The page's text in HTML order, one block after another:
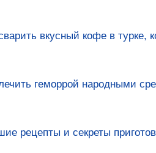
вкусный кофе в турке,
геморрой народными
рецепты и секреты